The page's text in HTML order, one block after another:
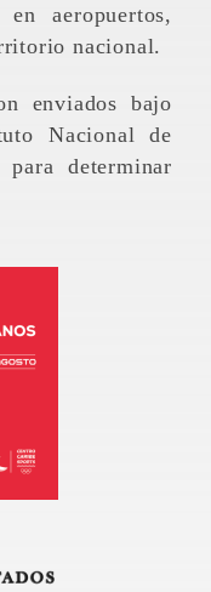
aeropuertos,
nacional.
Nacional de
determinar